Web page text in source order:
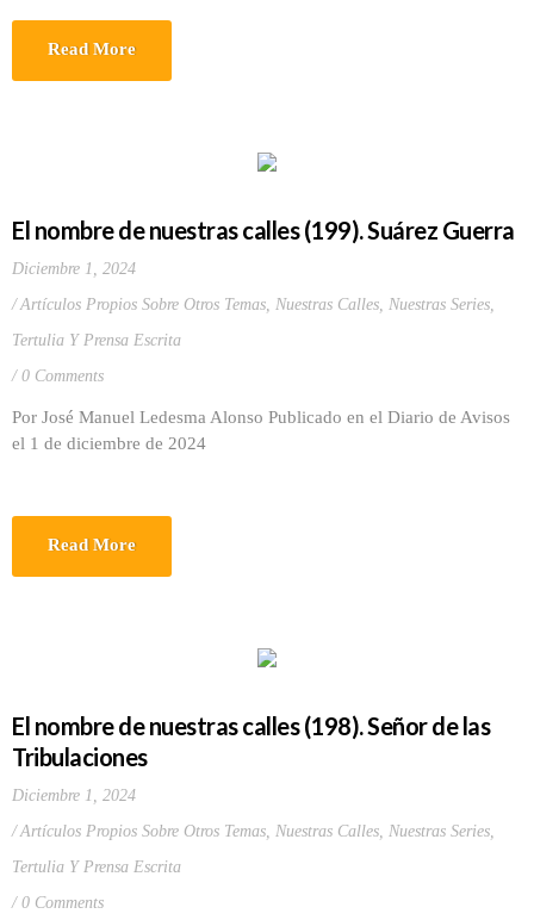
Read More
El nombre de nuestras calles (199). Suárez Guerra
Diciembre 1, 2024
Artículos Propios Sobre Otros Temas, Nuestras Calles, Nuestras Series,
Tertulia Y Prensa Escrita
0 Comments
Por José Manuel Ledesma Alonso Publicado en el Diario de Avisos
el 1 de diciembre de 2024
Read More
El nombre de nuestras calles (198). Señor de las
Tribulaciones
Diciembre 1, 2024
Artículos Propios Sobre Otros Temas, Nuestras Calles, Nuestras Series,
Tertulia Y Prensa Escrita
0 Comments